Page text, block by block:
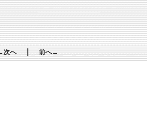
次へ｜前へ→